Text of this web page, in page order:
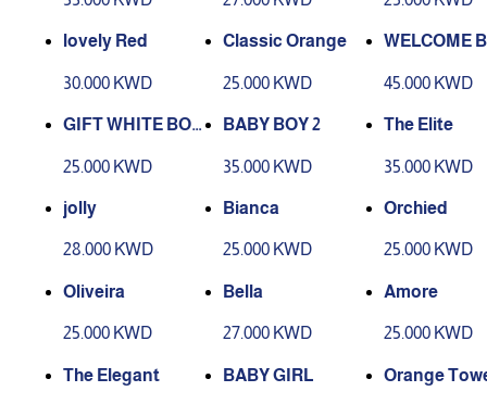
lovely Red
30.000 KWD
Classic Orange
25.000 KWD
WELCOME
45.000 KWD
GIFT WHITE BOX 1
25.000 KWD
BABY BOY 2
35.000 KWD
The Elite
35.000 KWD
jolly
28.000 KWD
Bianca
25.000 KWD
Orchied
25.000 KWD
Oliveira
25.000 KWD
Bella
27.000 KWD
Amore
25.000 KWD
The Elegant BABY GIRL Orange